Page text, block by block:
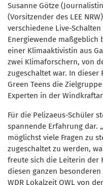
Susanne Götze
(Vorsitzender des LEE
verschiedene Live-
Energiewende maßgeblich
einer Klimaaktivistin aus
zwei Klimaforschern, von
zugeschaltet war. In dieser
Green Teens die
Experten in der
Für die Pelizaeus-Schüler
spannende Erfahrung dar.
möglichst viele Fragen zu
zugeschaltet zu werden,
freute sich die Leiterin der
diesen ganzen
WDR Lokalzeit OWL von